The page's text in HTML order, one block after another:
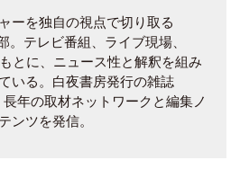
ーを独自の視点で切り取る
。テレビ番組、ライブ現場、
とに、ニュース性と解釈を組み
いる。白夜書房発行の雑誌
長年の取材ネットワークと編集ノ
ンツを発信。